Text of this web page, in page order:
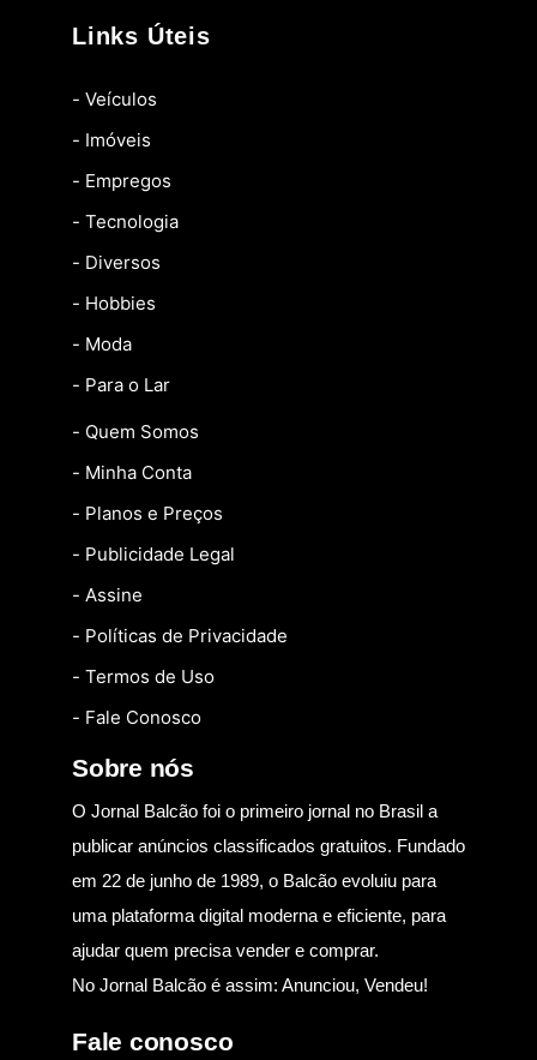
Links Úteis
- Veículos
- Imóveis
- Empregos
- Tecnologia
- Diversos
- Hobbies
- Moda
- Para o Lar
- Quem Somos
- Minha Conta
- Planos e Preços
- Publicidade Legal
- Assine
- Políticas de Privacidade
- Termos de Uso
- Fale Conosco
Sobre nós
O Jornal Balcão foi o primeiro jornal no Brasil a
publicar anúncios classificados gratuitos. Fundado
em 22 de junho de 1989, o Balcão evoluiu para
uma plataforma digital moderna e eficiente, para
ajudar quem precisa vender e comprar.
No Jornal Balcão é assim: Anunciou, Vendeu!
Fale conosco